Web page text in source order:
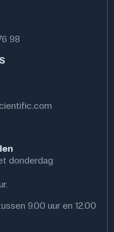
98
donderdag
9.00 uur en 12.00